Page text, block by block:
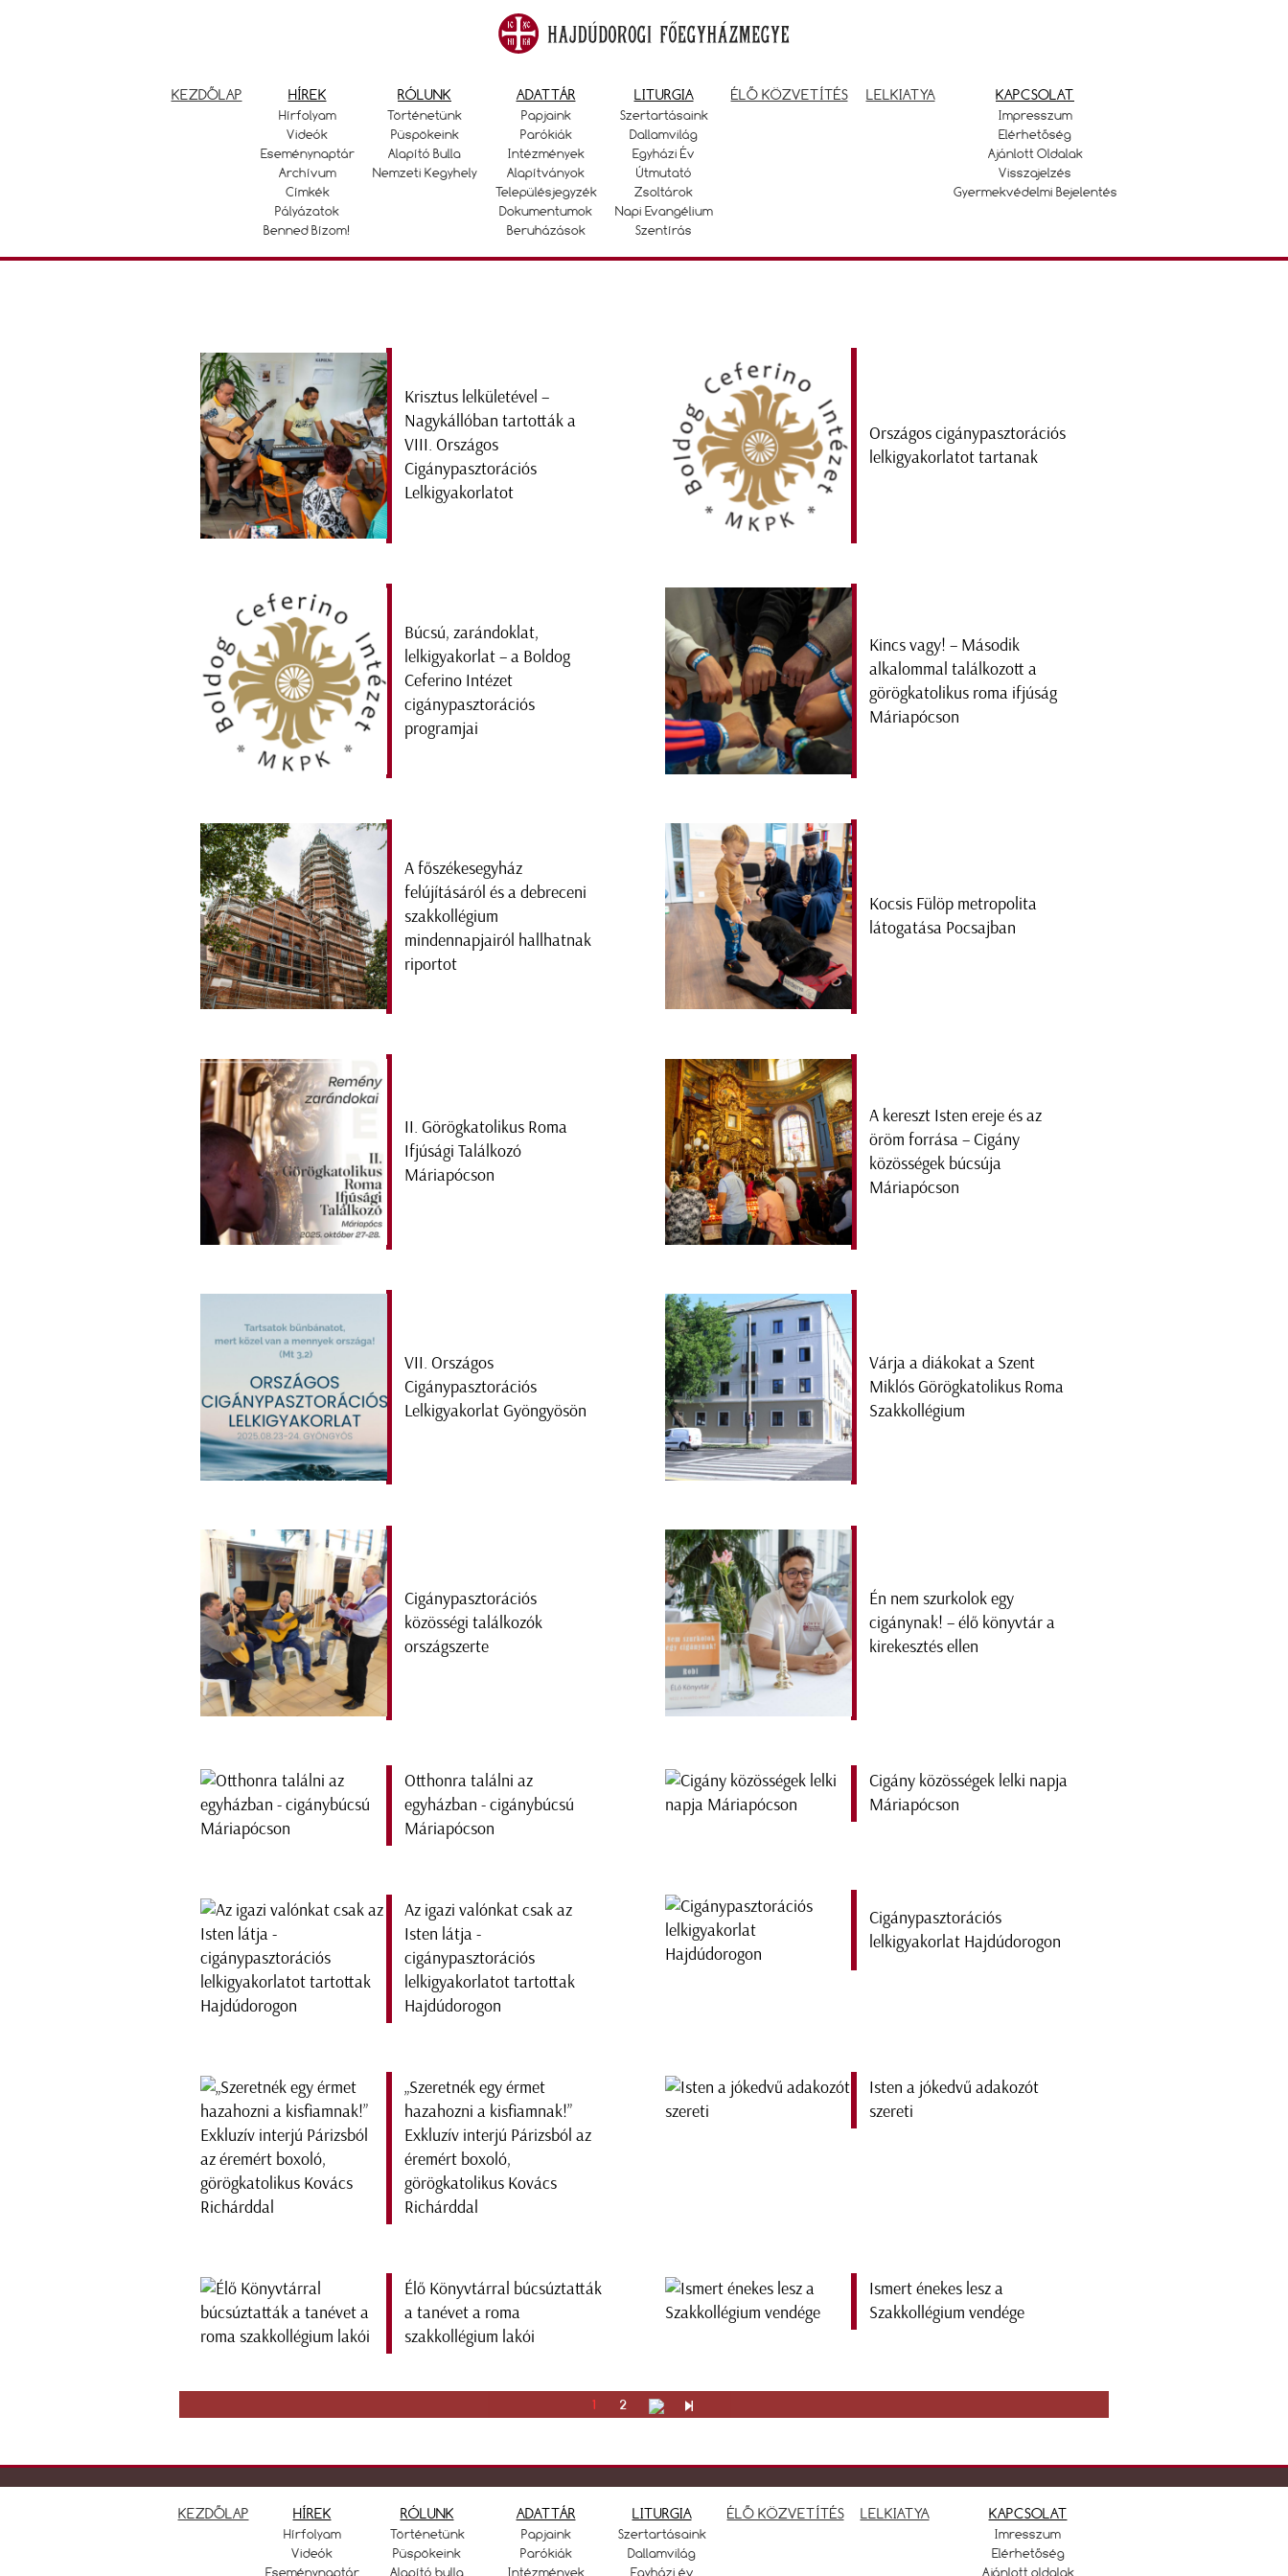
KEZDŐLAP HÍREK
Hírfolyam
Videók
Eseménynaptár
Archívum
Címkék
Pályázatok
Benned Bízom!
RÓLUNK
Történetünk
Püspökeink
Alapító Bulla
Nemzeti Kegyhely
ADATTÁR
Papjaink
Parókiák
Intézmények
Alapítványok
Településjegyzék
Dokumentumok
Beruházások
LITURGIA
Szertartásaink
Dallamvilág
Egyházi Év
Útmutató
Zsoltárok
Napi Evangélium
Szentírás
ÉLŐ KÖZVETÍTÉS LELKIATYA KAPCSOLAT
Impresszum
Elérhetőség
Ajánlott Oldalak
Visszajelzés
Gyermekvédelmi Bejelentés
Krisztus lelkületével –
Nagykállóban tartották a
VIII. Országos
Cigánypasztorációs
Lelkigyakorlatot
Országos cigánypasztorációs
lelkigyakorlatot tartanak
Búcsú, zarándoklat,
lelkigyakorlat – a Boldog
Ceferino Intézet
cigánypasztorációs
programjai
Kincs vagy! – Második
alkalommal találkozott a
görögkatolikus roma ifjúság
Máriapócson
A főszékesegyház
felújításáról és a debreceni
szakkollégium
mindennapjairól hallhatnak
riportot
Kocsis Fülöp metropolita
látogatása Pocsajban
II. Görögkatolikus Roma
Ifjúsági Találkozó
Máriapócson
A kereszt Isten ereje és az
öröm forrása – Cigány
közösségek búcsúja
Máriapócson
VII. Országos
Cigánypasztorációs
Lelkigyakorlat Gyöngyösön
Várja a diákokat a Szent
Miklós Görögkatolikus Roma
Szakkollégium
Cigánypasztorációs
közösségi találkozók
országszerte
Én nem szurkolok egy
cigánynak! – élő könyvtár a
kirekesztés ellen
Otthonra találni az
egyházban - cigánybúcsú
Máriapócson
Cigány közösségek lelki napja
Máriapócson
Az igazi valónkat csak az
Isten látja -
cigánypasztorációs
lelkigyakorlatot tartottak
Hajdúdorogon
Cigánypasztorációs
lelkigyakorlat Hajdúdorogon
„Szeretnék egy érmet
hazahozni a kisfiamnak!”
Exkluzív interjú Párizsból az
éremért boxoló,
görögkatolikus Kovács
Richárddal
Isten a jókedvű adakozót
szereti
Élő Könyvtárral búcsúztatták
a tanévet a roma
szakkollégium lakói
Ismert énekes lesz a
Szakkollégium vendége
1 2
KEZDŐLAP HÍREK
Hírfolyam
Videók
Eseménynaptár
RÓLUNK
Történetünk
Püspökeink
Alapító bulla
ADATTÁR
Papjaink
Parókiák
Intézmények
LITURGIA
Szertartásaink
Dallamvilág
Egyházi év
ÉLŐ KÖZVETÍTÉS LELKIATYA KAPCSOLAT
Imresszum
Elérhetőség
Ajánlott oldalak